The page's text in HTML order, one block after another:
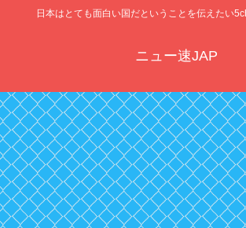
日本はとても面白い国だということを伝えたい
ニュー速JAP